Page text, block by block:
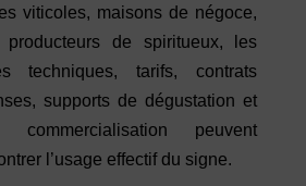
viticoles, maisons de négoce,
producteurs de spiritueux, les
techniques, tarifs, contrats
supports de dégustation et
commercialisation peuvent
l’usage effectif du signe.